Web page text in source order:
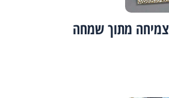
מתוך שמחה